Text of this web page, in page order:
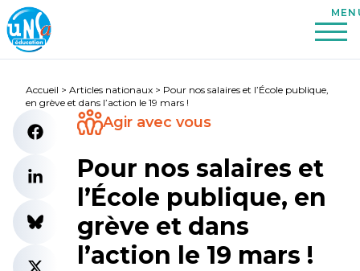
Accueil > Articles nationaux > Pour nos salaires et l’École publique,
en grève et dans l’action le 19 mars !
Agir avec vous
Pour nos salaires et
l’École publique, en
grève et dans
l’action le 19 mars !